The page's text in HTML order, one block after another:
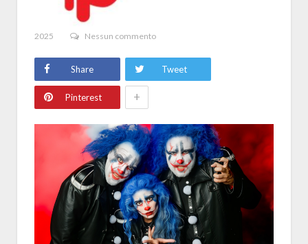
2025 Nessun commento
Share Tweet
Pinterest +